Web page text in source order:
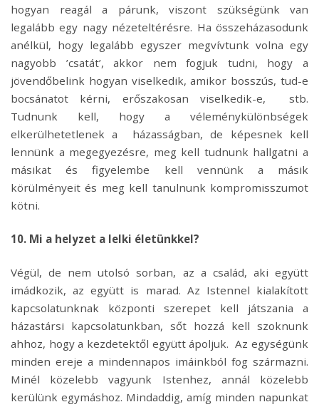
hogyan reagál a párunk, viszont szükségünk van
legalább egy nagy nézeteltérésre. Ha összeházasodunk
anélkül, hogy legalább egyszer megvívtunk volna egy
nagyobb ’csatát’, akkor nem fogjuk tudni, hogy a
jövendőbelink hogyan viselkedik, amikor bosszús, tud-e
bocsánatot kérni, erőszakosan viselkedik-e, stb.
Tudnunk kell, hogy a véleménykülönbségek
elkerülhetetlenek a házasságban, de képesnek kell
lennünk a megegyezésre, meg kell tudnunk hallgatni a
másikat és figyelembe kell vennünk a másik
körülményeit és meg kell tanulnunk kompromisszumot
kötni.
10. Mi a helyzet a lelki életünkkel?
Végül, de nem utolsó sorban, az a család, aki együtt
imádkozik, az együtt is marad. Az Istennel kialakított
kapcsolatunknak központi szerepet kell játszania a
házastársi kapcsolatunkban, sőt hozzá kell szoknunk
ahhoz, hogy a kezdetektől együtt ápoljuk. Az egységünk
minden ereje a mindennapos imáinkból fog származni.
Minél közelebb vagyunk Istenhez, annál közelebb
kerülünk egymáshoz. Mindaddig, amíg minden napunkat